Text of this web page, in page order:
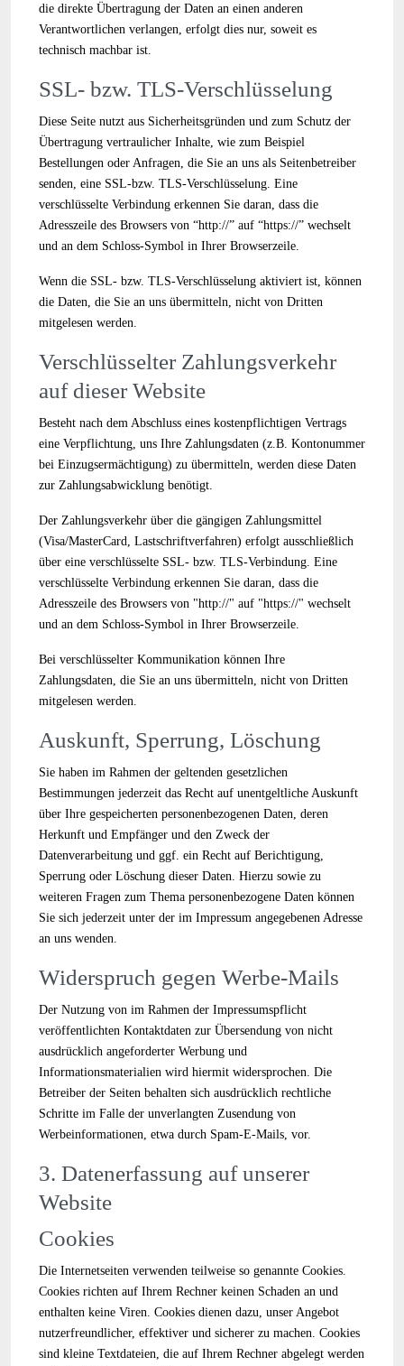
die direkte Übertragung der Daten an einen anderen
Verantwortlichen verlangen, erfolgt dies nur, soweit es
technisch machbar ist.
SSL- bzw. TLS-Verschlüsselung
Diese Seite nutzt aus Sicherheitsgründen und zum Schutz der
Übertragung vertraulicher Inhalte, wie zum Beispiel
Bestellungen oder Anfragen, die Sie an uns als Seitenbetreiber
senden, eine SSL-bzw. TLS-Verschlüsselung. Eine
verschlüsselte Verbindung erkennen Sie daran, dass die
Adresszeile des Browsers von “http://” auf “https://” wechselt
und an dem Schloss-Symbol in Ihrer Browserzeile.
Wenn die SSL- bzw. TLS-Verschlüsselung aktiviert ist, können
die Daten, die Sie an uns übermitteln, nicht von Dritten
mitgelesen werden.
Verschlüsselter Zahlungsverkehr
auf dieser Website
Besteht nach dem Abschluss eines kostenpflichtigen Vertrags
eine Verpflichtung, uns Ihre Zahlungsdaten (z.B. Kontonummer
bei Einzugsermächtigung) zu übermitteln, werden diese Daten
zur Zahlungsabwicklung benötigt.
Der Zahlungsverkehr über die gängigen Zahlungsmittel
(Visa/MasterCard, Lastschriftverfahren) erfolgt ausschließlich
über eine verschlüsselte SSL- bzw. TLS-Verbindung. Eine
verschlüsselte Verbindung erkennen Sie daran, dass die
Adresszeile des Browsers von "http://" auf "https://" wechselt
und an dem Schloss-Symbol in Ihrer Browserzeile.
Bei verschlüsselter Kommunikation können Ihre
Zahlungsdaten, die Sie an uns übermitteln, nicht von Dritten
mitgelesen werden.
Auskunft, Sperrung, Löschung
Sie haben im Rahmen der geltenden gesetzlichen
Bestimmungen jederzeit das Recht auf unentgeltliche Auskunft
über Ihre gespeicherten personenbezogenen Daten, deren
Herkunft und Empfänger und den Zweck der
Datenverarbeitung und ggf. ein Recht auf Berichtigung,
Sperrung oder Löschung dieser Daten. Hierzu sowie zu
weiteren Fragen zum Thema personenbezogene Daten können
Sie sich jederzeit unter der im Impressum angegebenen Adresse
an uns wenden.
Widerspruch gegen Werbe-Mails
Der Nutzung von im Rahmen der Impressumspflicht
veröffentlichten Kontaktdaten zur Übersendung von nicht
ausdrücklich angeforderter Werbung und
Informationsmaterialien wird hiermit widersprochen. Die
Betreiber der Seiten behalten sich ausdrücklich rechtliche
Schritte im Falle der unverlangten Zusendung von
Werbeinformationen, etwa durch Spam-E-Mails, vor.
3. Datenerfassung auf unserer
Website
Cookies
Die Internetseiten verwenden teilweise so genannte Cookies.
Cookies richten auf Ihrem Rechner keinen Schaden an und
enthalten keine Viren. Cookies dienen dazu, unser Angebot
nutzerfreundlicher, effektiver und sicherer zu machen. Cookies
sind kleine Textdateien, die auf Ihrem Rechner abgelegt werden